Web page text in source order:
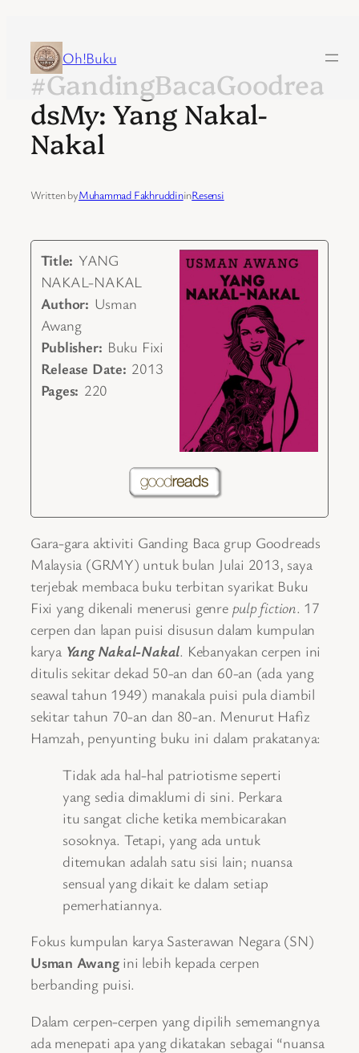
content
Oh!Buku
#GandingBacaGoodrea
dsMy: Yang Nakal-
Nakal
Written byMuhammad FakhruddininResensi
Title: YANG
NAKAL-NAKAL
Author: Usman
Awang
Publisher: Buku Fixi
Release Date: 2013
Pages: 220
Gara-gara aktiviti Ganding Baca grup Goodreads
Malaysia (GRMY) untuk bulan Julai 2013, saya
terjebak membaca buku terbitan syarikat Buku
Fixi yang dikenali menerusi genre pulp fiction. 17
cerpen dan lapan puisi disusun dalam kumpulan
karya Yang Nakal-Nakal. Kebanyakan cerpen ini
ditulis sekitar dekad 50-an dan 60-an (ada yang
seawal tahun 1949) manakala puisi pula diambil
sekitar tahun 70-an dan 80-an. Menurut Hafiz
Hamzah, penyunting buku ini dalam prakatanya:
Tidak ada hal-hal patriotisme seperti
yang sedia dimaklumi di sini. Perkara
itu sangat cliche ketika membicarakan
sosoknya. Tetapi, yang ada untuk
ditemukan adalah satu sisi lain; nuansa
sensual yang dikait ke dalam setiap
pemerhatiannya.
Fokus kumpulan karya Sasterawan Negara (SN)
Usman Awangini lebih kepada cerpen
berbanding puisi.
Dalam cerpen-cerpen yang dipilih sememangnya
ada menepati apa yang dikatakan sebagai “nuansa